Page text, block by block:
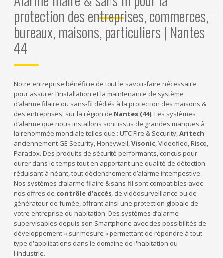
protection des entreprises, commerces,
bureaux, maisons, particuliers | Nantes
44
Notre entreprise bénéficie de tout le savoir-faire nécessaire
pour assurer l’installation et la maintenance de système
d’alarme filaire ou sans-fil dédiés à la protection des maisons &
des entreprises, sur la région de Nantes (44). Les systèmes
d’alarme que nous installons sont issus de grandes marques à
la renommée mondiale telles que : UTC Fire & Security,Aritech
anciennement GE Security, Honeywell,Visonic, Videofied, Risco,
Paradox. Des produits de sécurité performants, conçus pour
durer dans le temps tout en apportant une qualité de détection
réduisant à néant, tout déclenchement d’alarme intempestive.
Nos systèmes d’alarme filaire & sans-fil sont compatibles avec
nos offres de contrôle d’accès, de vidéosurveillance ou de
générateur de fumée, offrant ainsi une protection globale de
votre entreprise ou habitation. Des systèmes d’alarme
supervisables depuis son Smartphone avec des possibilités de
développement « sur mesure » permettant de répondre à tout
type d'applications dans le domaine de l'habitation ou
l'industrie.